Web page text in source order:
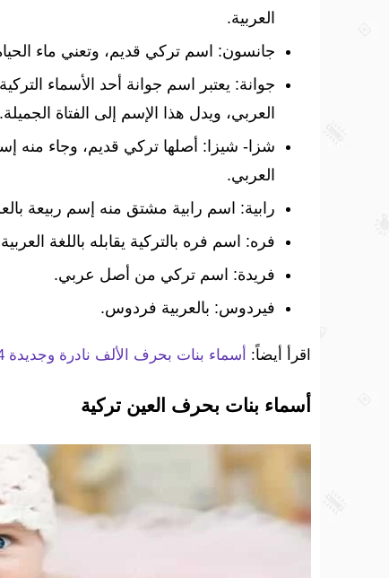
العربية.
جانسون: اسم تركي قديم، وتعني ماء
جوانة: يعتبر اسم جوانة أحد الأسماء
العربي، ويدل هذا الإسم إلى الفتاة الجميلة.
شزا- شيزا: أصلها تركي قديم، وجاء منه
العربي.
رابية: اسم رابية مشتق منه إسم ربيعة
فره: اسم فره بالتركية يقابله باللغة
فريدة: اسم تركي من أصل عربي.
فيردوس: بالعربية فردوس.
اقرأ أيضاً: أسماء بنات بحرف الألف نادرة وجديدة 2024
أسماء بنات بحرف العين تركية